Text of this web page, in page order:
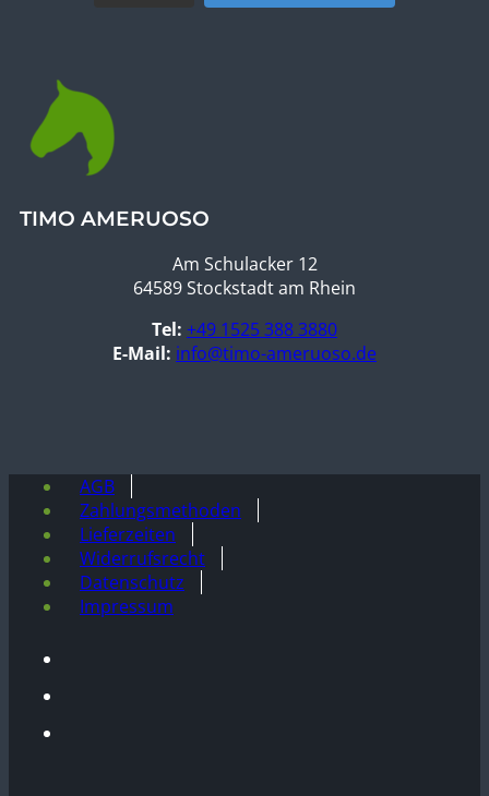
TIMO AMERUOSO
Am Schulacker 12
64589 Stockstadt am Rhein
Tel: +49 1525 388 3880
E-Mail: info@timo-ameruoso.de
AGB
Zahlungsmethoden
Lieferzeiten
Widerrufsrecht
Datenschutz
Impressum